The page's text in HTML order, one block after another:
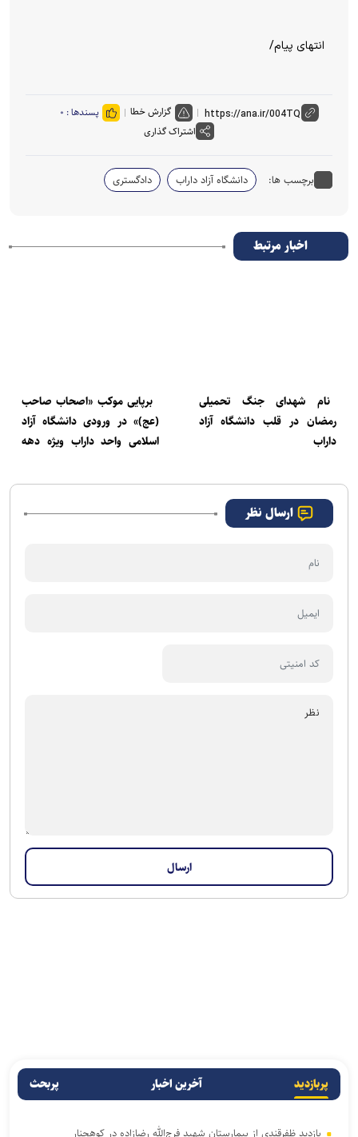
انتهای پیام/
گزارش خطا پسندها : ۰
اشتراک گذاری
برچسب ها: دانشگاه آزاد داراب دادگستری
اخبار مرتبط
نام شهدای جنگ تحمیلی
رمضان در قلب دانشگاه آزاد
داراب
برپایی موکب «اصحاب صاحب
(عج)» در ورودی دانشگاه آزاد
اسلامی واحد داراب ویژه دهه
شهید
ارسال نظر
پربازدید آخرین اخبار پربحث
بازدید ظفرقندی از بیمارستان شهید فرج‌الله رضازاده در کوهچنار